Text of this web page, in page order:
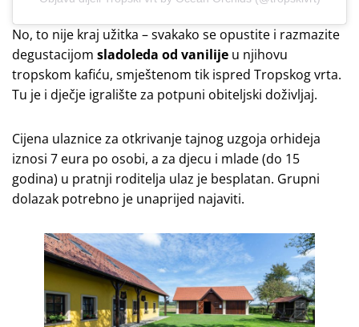
No, to nije kraj užitka – svakako se opustite i razmazite
degustacijom sladoleda od vanilije u njihovu
tropskom kafiću, smještenom tik ispred Tropskog vrta.
Tu je i dječje igralište za potpuni obiteljski doživljaj.
Cijena ulaznice za otkrivanje tajnog uzgoja orhideja
iznosi 7 eura po osobi, a za djecu i mlade (do 15
godina) u pratnji roditelja ulaz je besplatan. Grupni
dolazak potrebno je unaprijed najaviti.